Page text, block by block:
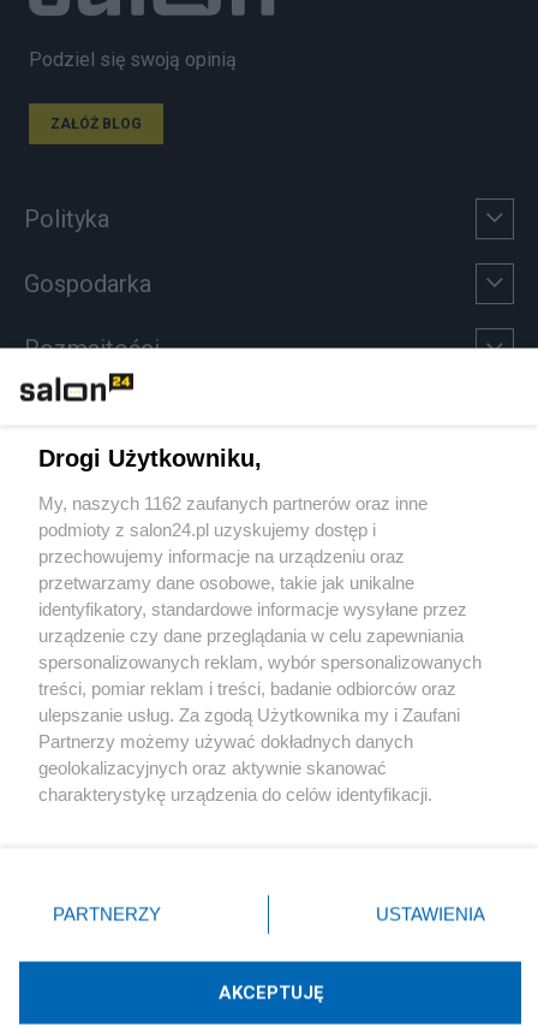
Podziel się swoją opinią
ZAŁÓŻ BLOG
Polityka
Gospodarka
Rozmaitości
Sport
Społeczeństwo
Kultura
X Facebook Instagram Youtube
Drogi Użytkowniku,
My, naszych 1162 zaufanych partnerów oraz inne
podmioty z salon24.pl uzyskujemy dostęp i
przechowujemy informacje na urządzeniu oraz
przetwarzamy dane osobowe, takie jak unikalne
identyfikatory, standardowe informacje wysyłane przez
urządzenie czy dane przeglądania w celu zapewniania
spersonalizowanych reklam, wybór spersonalizowanych
treści, pomiar reklam i treści, badanie odbiorców oraz
ulepszanie usług. Za zgodą Użytkownika my i Zaufani
Partnerzy możemy używać dokładnych danych
geolokalizacyjnych oraz aktywnie skanować
charakterystykę urządzenia do celów identyfikacji.
zmienić/wycofać klikając przycisk ustawień prywatności
znajdujący się w lewym dolnym rogu strony
rodzaje przetwarzania danych nie wymagają zgody
użytkownika, ale masz prawo sprzeciwić się takiemu
przetwarzaniu. Preferencje będą miały zastosowania tylko
PARTNERZY USTAWIENIA
AKCEPTUJĘ